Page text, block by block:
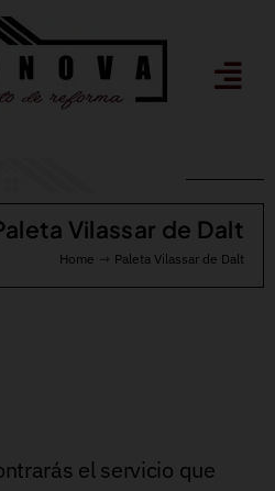
Vilassar de Dalt
Home Paleta Vilassar de Dalt
el servicio que